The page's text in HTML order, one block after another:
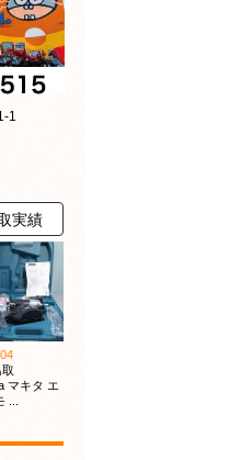
1
実績
マキタ エ
...